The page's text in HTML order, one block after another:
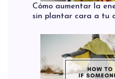
Cómo aumentar la
sin plantar cara a tu